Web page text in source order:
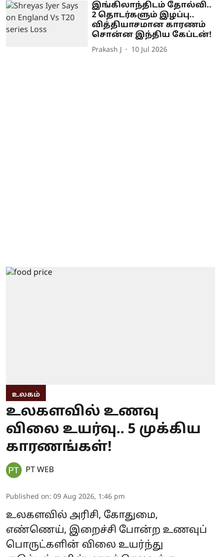
இங்கிலாந்திடம் தோல்வி..
2 தொடர்களும் இழப்பு..
வித்தியாசமான காரணம்
சொன்ன இந்திய கேப்டன்!
Prakash J 10 Jul 2026
உலகம்
உலகளவில் உணவு
விலை உயர்வு.. 5 முக்கிய
காரணங்கள்!
PT WEB
Published on: 09 Aug 2026, 1:46 pm
உலகளவில் அரிசி, கோதுமை,
எண்ணெய், இறைச்சி போன்ற உணவுப்
பொருட்களின் விலை உயர்ந்து